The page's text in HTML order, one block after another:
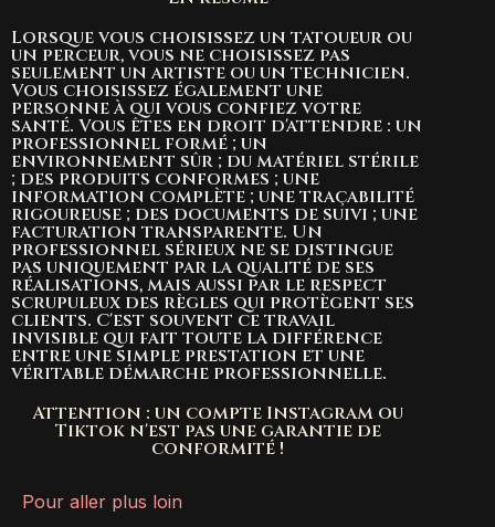
Lorsque vous choisissez un tatoueur ou
un perceur, vous ne choisissez pas
seulement un artiste ou un technicien.
Vous choisissez également une
personne à qui vous confiez votre
santé. Vous êtes en droit d'attendre : un
professionnel formé ; un
environnement sûr ; du matériel stérile
; des produits conformes ; une
information complète ; une traçabilité
rigoureuse ; des documents de suivi ; une
facturation transparente. Un
professionnel sérieux ne se distingue
pas uniquement par la qualité de ses
réalisations, mais aussi par le respect
scrupuleux des règles qui protègent ses
clients. C'est souvent ce travail
invisible qui fait toute la différence
entre une simple prestation et une
véritable démarche professionnelle.
Attention : un compte Instagram ou
Tiktok n'est pas une garantie de
conformité !
Pour aller plus loin